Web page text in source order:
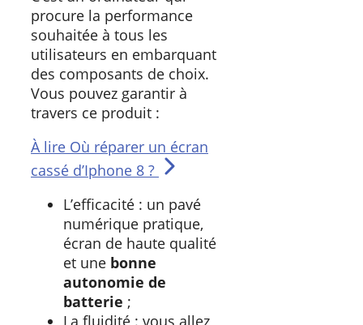
procure la performance
souhaitée à tous les
utilisateurs en embarquant
des composants de choix.
Vous pouvez garantir à
travers ce produit :
À lire Où réparer un écran
cassé d’Iphone 8 ?
L’efficacité : un pavé
numérique pratique,
écran de haute qualité
et une bonne
autonomie de
batterie ;
La fluidité : vous allez